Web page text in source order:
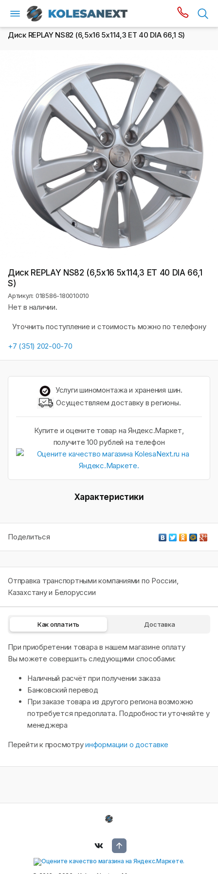
Диск REPLAY NS82 (6,5х16 5x114,3 ET 40 DIA 66,1 S)
Диск REPLAY NS82 (6,5х16 5x114,3 ET 40 DIA 66,1
S)
Артикул: 018586-180010010
Нет в наличии.
Уточнить поступление и стоимость можно по телефону
+7 (351) 202-00-70
Услуги шиномонтажа и хранения шин.
Осуществляем доставку в регионы.
Купите и оцените товар на Яндекс.Маркет,
получите 100 рублей на телефон
Характеристики
Поделиться
Отправка транспортными компаниями по России,
Казахстану и Белоруссии
Как оплатить Доставка
При приобретении товара в нашем магазине оплату
Вы можете совершить следующими способами:
Наличный расчёт при получении заказа
Банковский перевод
При заказе товара из другого региона возможно
потребуется предоплата. Подробности уточняйте у
менеджера
Перейти к просмотруинформации о доставке